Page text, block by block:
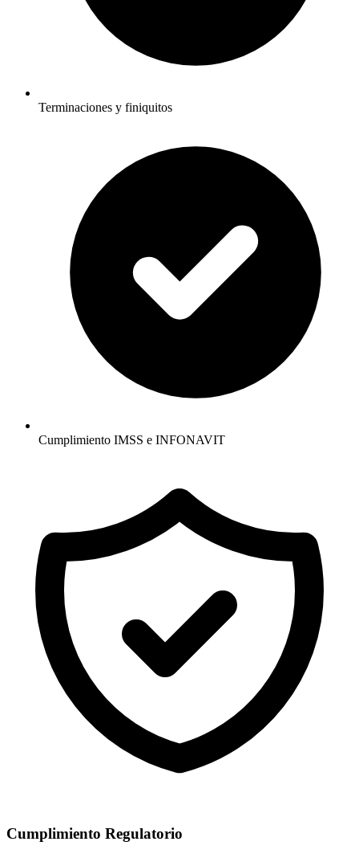
Terminaciones y finiquitos
Cumplimiento IMSS e INFONAVIT
Cumplimiento Regulatorio